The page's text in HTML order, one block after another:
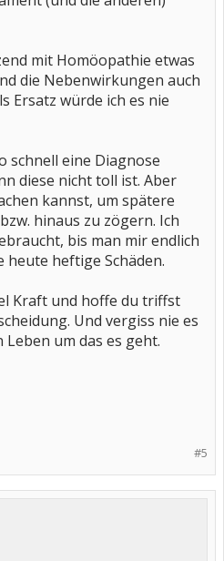
mit Homöopathie etwas
die Nebenwirkungen auch
Ersatz würde ich es nie
schnell eine Diagnose
diese nicht toll ist. Aber
kannst, um spätere
hinaus zu zögern. Ich
bis man mir endlich
heftige Schäden.
Kraft und hoffe du triffst
Und vergiss nie es
um das es geht.
#5